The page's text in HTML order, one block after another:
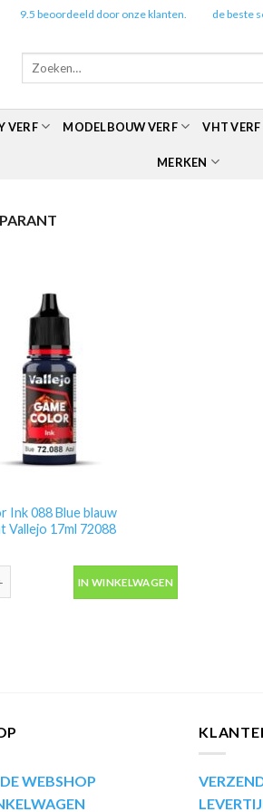
9.5 beoordeeld door onze klanten. de beste
Zoeken
VERF MODELBOUW VERF VHT VERF
MERKEN
Ink 088 Blue blauw
Vallejo 17ml 72088
Ink 088 Blue blauw transparant Vallejo 17ml
IN WINKELWAGEN
WEBSHOP